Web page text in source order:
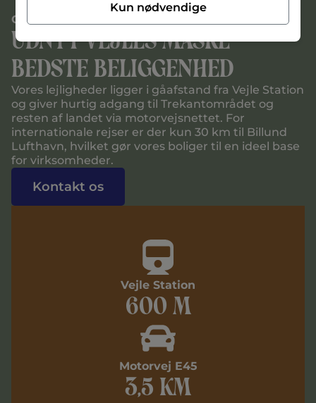
CENTRALT
Udnyt vejles måske
bedste beliggenhed
Vores lejligheder ligger i gåafstand fra Vejle Station
og giver hurtig adgang til Trekantområdet og
resten af landet via motorvejsnettet. For
internationale rejser er der kun 30 km til Billund
Lufthavn, hvilket gør vores boliger til en ideel base
for virksomheder.
Kontakt os
Vejle Station
600 m
Motorvej E45
3,5 km
Kun nødvendige